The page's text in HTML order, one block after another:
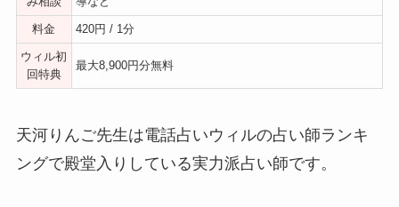
料金 420円 / 1分
ウィル初
回特典
最大8,900円分無料
天河りんご先生は電話占いウィルの占い師ランキ
ングで殿堂入りしている実力派占い師です。